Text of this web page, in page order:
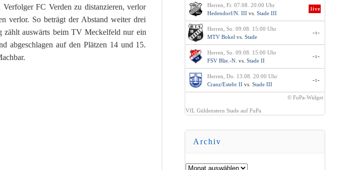
FC Verden zu distanzieren, verlor
verlor. So beträgt der Abstand weiter drei
zählt auswärts beim TV Meckelfeld nur ein
abgeschlagen auf den Plätzen 14 und 15.
Herren, Fr. 07.08. 20:00 Uhr
Hedendorf/N. III vs. Stade III
live
Herren, So. 09.08. 15:00 Uhr
MTV Bokel vs. Stade
-:-
Herren, So. 09.08. 15:00 Uhr
FSV Blie.-N. vs. Stade II
-:-
Herren, Do. 13.08. 20:00 Uhr
Cranz/Estebr II vs. Stade III
-:-
© FuPa-Widget
VfL Güldenstern Stade auf FuPa
Archiv
Archiv